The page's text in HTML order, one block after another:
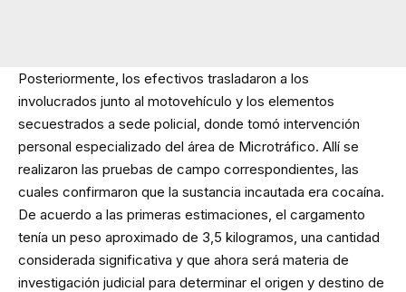
Posteriormente, los efectivos trasladaron a los
involucrados junto al motovehículo y los elementos
secuestrados a sede policial, donde tomó intervención
personal especializado del área de Microtráfico. Allí se
realizaron las pruebas de campo correspondientes, las
cuales confirmaron que la sustancia incautada era cocaína.
De acuerdo a las primeras estimaciones, el cargamento
tenía un peso aproximado de 3,5 kilogramos, una cantidad
considerada significativa y que ahora será materia de
investigación judicial para determinar el origen y destino de